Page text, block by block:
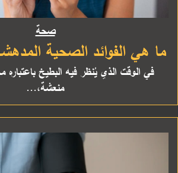
صحة
ما هي الفوائد الصحية
في الوقت الذي يُنظر فيه البطيخ
منعشة،...